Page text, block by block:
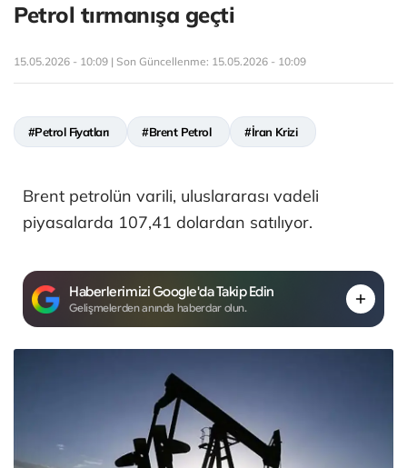
Petrol tırmanışa geçti
15.05.2026 - 10:09 | Son Güncellenme: 15.05.2026 - 10:09
#Petrol Fiyatları #Brent Petrol #İran Krizi
Brent petrolün varili, uluslararası vadeli
piyasalarda 107,41 dolardan satılıyor.
Haberlerimizi Google'da Takip Edin
Gelişmelerden anında haberdar olun.